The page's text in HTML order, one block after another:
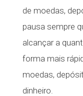
de moedas,
pausa sempre
alcançar a
forma mais
moedas,
dinheiro.